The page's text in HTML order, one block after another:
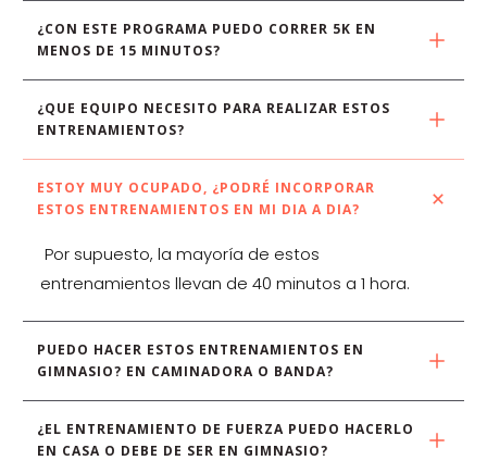
¿CON ESTE PROGRAMA PUEDO CORRER 5K EN
MENOS DE 15 MINUTOS?
¿QUE EQUIPO NECESITO PARA REALIZAR ESTOS
ENTRENAMIENTOS?
ESTOY MUY OCUPADO, ¿PODRÉ INCORPORAR
ESTOS ENTRENAMIENTOS EN MI DIA A DIA?
Por supuesto, la mayoría de estos
entrenamientos llevan de 40 minutos a 1 hora.
PUEDO HACER ESTOS ENTRENAMIENTOS EN
GIMNASIO? EN CAMINADORA O BANDA?
¿EL ENTRENAMIENTO DE FUERZA PUEDO HACERLO
EN CASA O DEBE DE SER EN GIMNASIO?